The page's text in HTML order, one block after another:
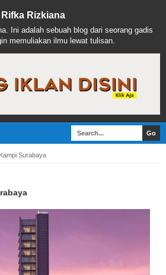
Rifka Rizkiana
Ini adalah sebuah blog dari seorang gadis
memuliakan ilmu lewat tulisan.
Surabaya